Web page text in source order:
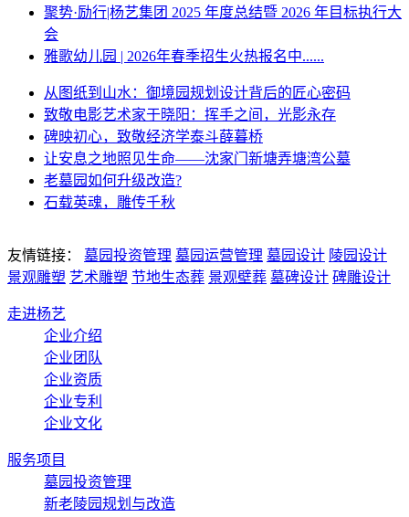
聚势·励行|杨艺集团 2025 年度总结暨 2026 年目标执行大
会
雅歌幼儿园 | 2026年春季招生火热报名中......
从图纸到山水：御境园规划设计背后的匠心密码
致敬电影艺术家于晓阳：挥手之间，光影永存
碑映初心，致敬经济学泰斗薛暮桥
让安息之地照见生命——沈家门新塘弄塘湾公墓
老墓园如何升级改造?
石载英魂，雕传千秋
友情链接： 墓园投资管理 墓园运营管理 墓园设计 陵园设计
景观雕塑 艺术雕塑 节地生态葬 景观壁葬 墓碑设计 碑雕设计
走进杨艺
企业介绍
企业团队
企业资质
企业专利
企业文化
服务项目
墓园投资管理
新老陵园规划与改造